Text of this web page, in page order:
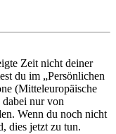
Zeit nicht deiner
du im „Persönlichen
(Mitteleuropäische
nur von
Wenn du noch nicht
dies jetzt zu tun.